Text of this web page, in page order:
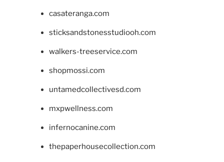
casateranga.com
sticksandstonesstudiooh.com
walkers-treeservice.com
shopmossi.com
untamedcollectivesd.com
mxpwellness.com
infernocanine.com
thepaperhousecollection.com